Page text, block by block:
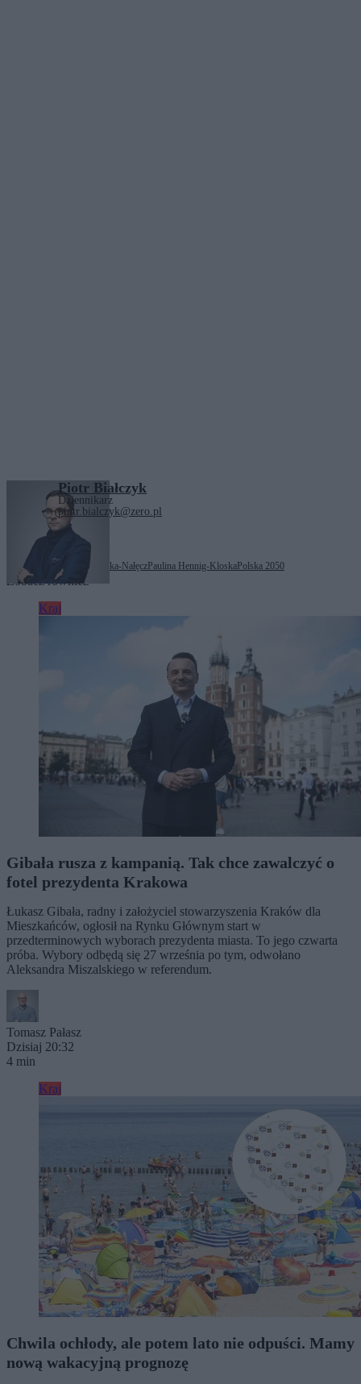
Piotr Białczyk
Dziennikarz
piotr.bialczyk@zero.pl
Tagi: Katarzyna Pełczyńska-Nałęcz Paulina Hennig-Kloska Polska 2050
Zobacz również
Kraj
Gibała rusza z kampanią. Tak chce zawalczyć o
fotel prezydenta Krakowa
Łukasz Gibała, radny i założyciel stowarzyszenia Kraków dla
Mieszkańców, ogłosił na Rynku Głównym start w
przedterminowych wyborach prezydenta miasta. To jego czwarta
próba. Wybory odbędą się 27 września po tym, odwołano
Aleksandra Miszalskiego w referendum.
Tomasz Pałasz
Dzisiaj 20:32
4 min
Kraj
Chwila ochłody, ale potem lato nie odpuści. Mamy
nową wakacyjną prognozę